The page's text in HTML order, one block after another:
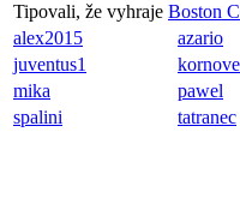
Tipovali, že vyhraje Boston
alex2015
azario
juventus1
mika
pawel
spalini
tatranec